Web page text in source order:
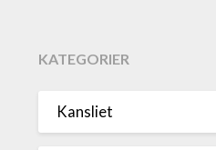
KATEGORIER
Kansliet